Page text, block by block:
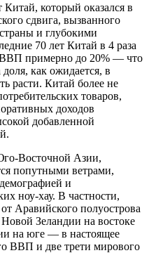
который оказался в
сдвига, вызванного
и глубокими
70 лет Китай в 4 раза
примерно до 20% — что
как ожидается, в
расти. Китай более не
товаров,
доходов
добавленной
Восточной Азии,
попутными ветрами,
и
ноу-хау. В частности,
Аравийского полуострова
Зеландии на востоке
на юге — в настоящее
ВВП и две трети мирового